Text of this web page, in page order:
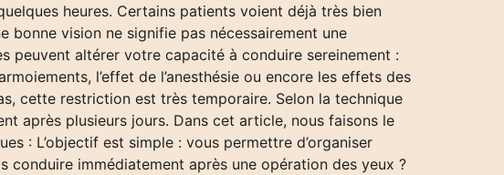
heures. Certains patients voient déjà très bien
bonne vision ne signifie pas nécessairement une
peuvent altérer votre capacité à conduire sereinement :
l’effet de l’anesthésie ou encore les effets des
cette restriction est très temporaire. Selon la technique
après plusieurs jours. Dans cet article, nous faisons le
: L’objectif est simple : vous permettre d’organiser
immédiatement après une opération des yeux ?